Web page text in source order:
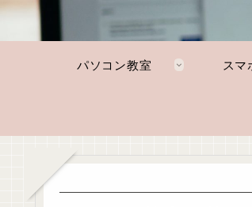
パソコン教室 スマ